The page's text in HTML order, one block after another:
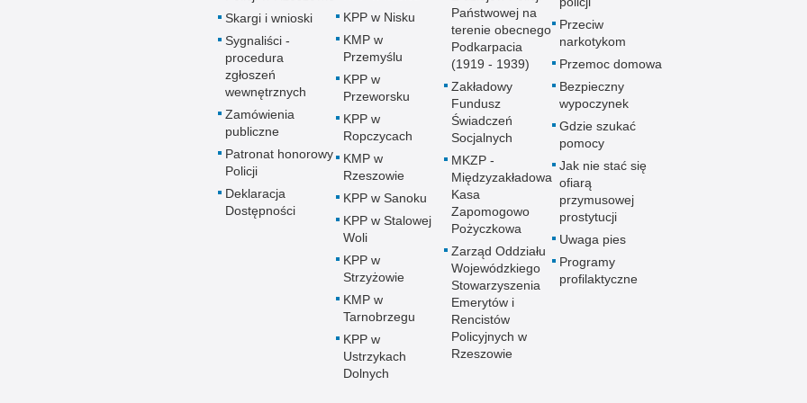
Skargi i wnioski
Sygnaliści -
procedura
zgłoszeń
wewnętrznych
Zamówienia
publiczne
Patronat honorowy
Policji
Deklaracja
Dostępności
KPP w Nisku
KMP w
Przemyślu
KPP w
Przeworsku
KPP w
Ropczycach
KMP w
Rzeszowie
KPP w Sanoku
KPP w Stalowej
Woli
KPP w
Strzyżowie
KMP w
Tarnobrzegu
KPP w
Ustrzykach
Dolnych
Państwowej na
terenie obecnego
Podkarpacia
(1919 - 1939)
Zakładowy
Fundusz
Świadczeń
Socjalnych
MKZP -
Międzyzakładowa
Kasa
Zapomogowo
Pożyczkowa
Zarząd Oddziału
Wojewódzkiego
Stowarzyszenia
Emerytów i
Rencistów
Policyjnych w
Rzeszowie
Przeciw
narkotykom
Przemoc domowa
Bezpieczny
wypoczynek
Gdzie szukać
pomocy
Jak nie stać się
ofiarą
przymusowej
prostytucji
Uwaga pies
Programy
profilaktyczne